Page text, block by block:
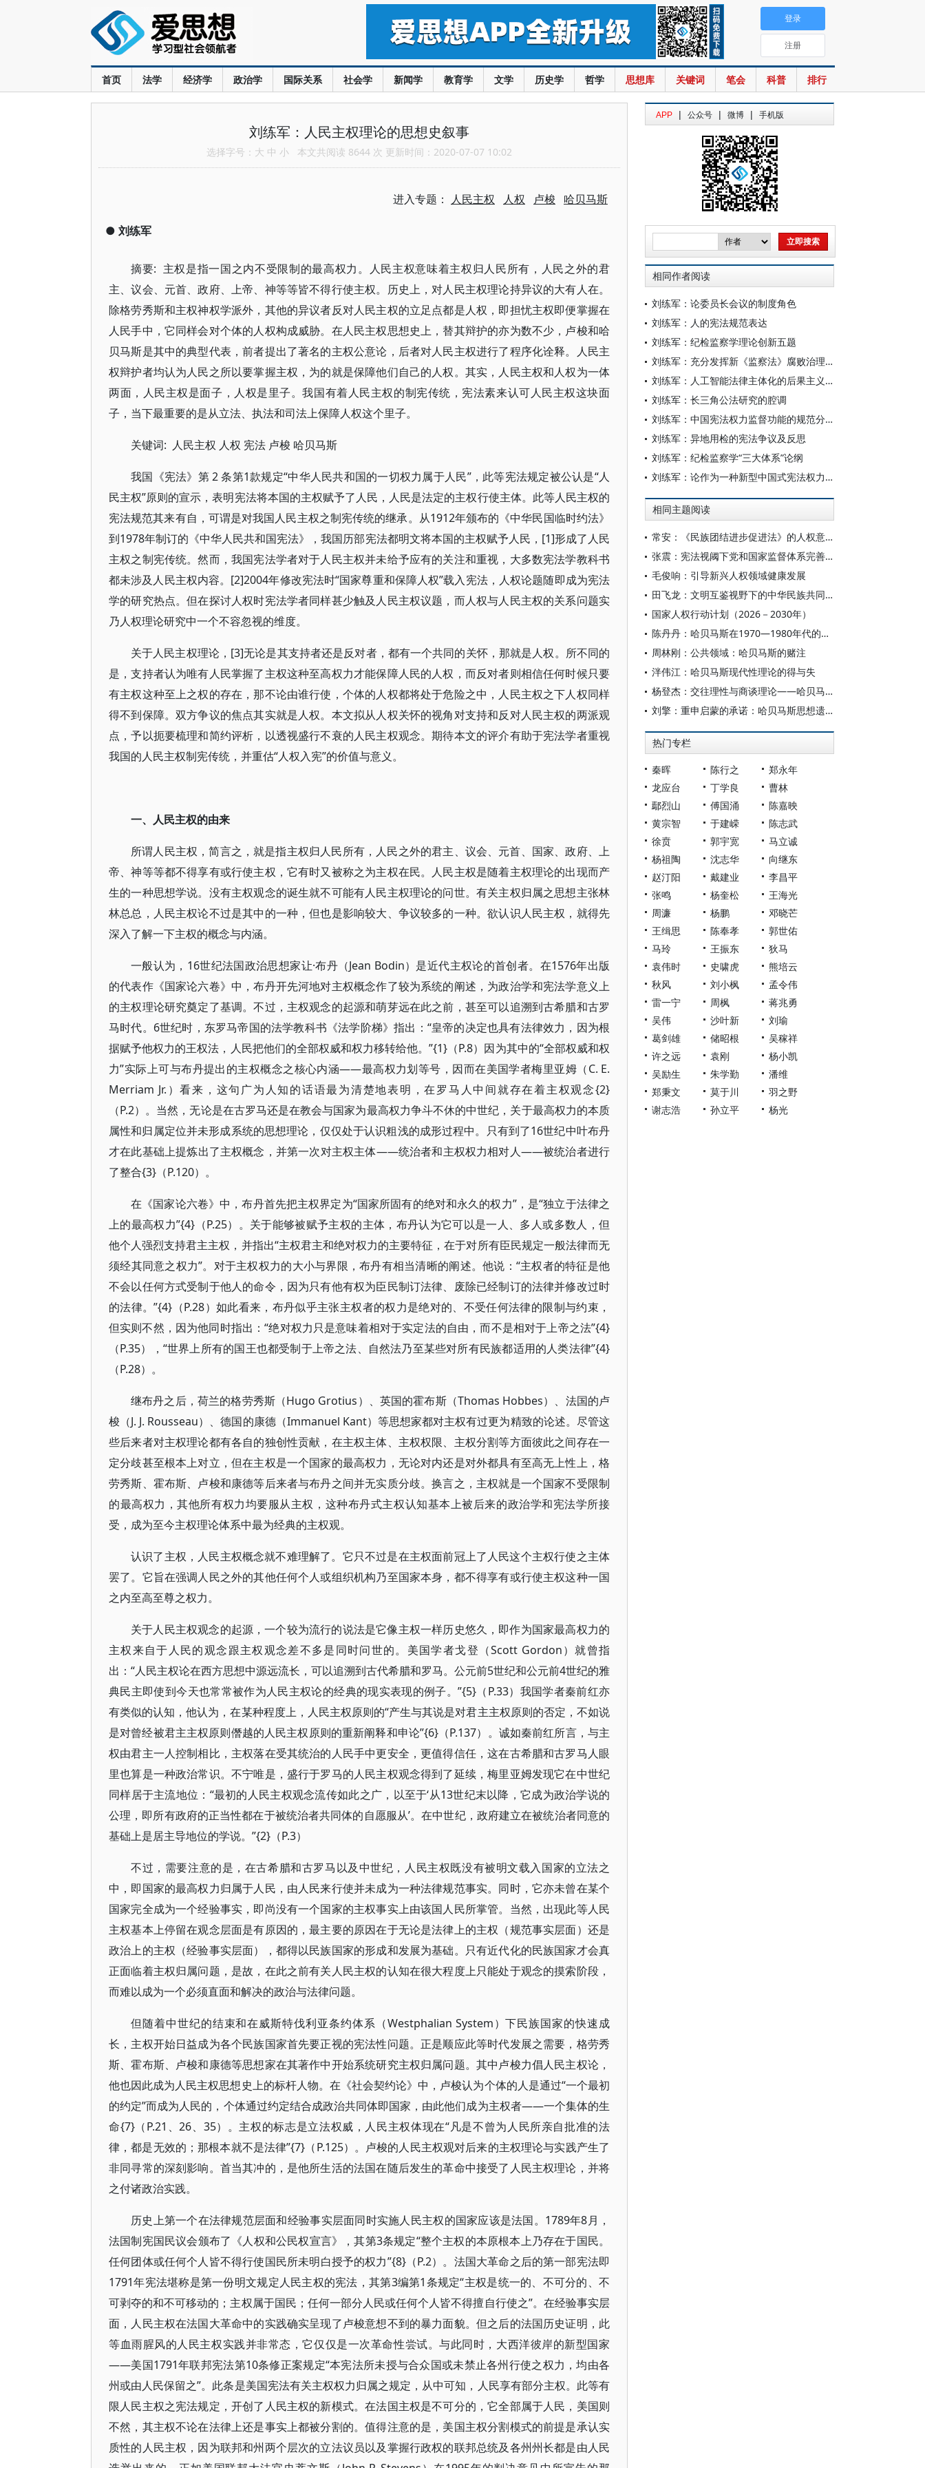
首页 法学 经济学 政治学 国际关系 社会学 新闻学 教育学 文学 历史学 哲学 思想库 关键词 笔会 科普 排行
登录
注册
刘练军：人民主权理论的思想史叙事
选择字号： 大 中 小 本文共阅读 8644 次 更新时间：2020-07-07 10:02
进入专题： 人民主权 人权 卢梭 哈贝马斯
● 刘练军
摘要: 主权是指一国之内不受限制的最高权力。人民主权意味着主权归人民所有，人民之外的君
主、议会、元首、政府、上帝、神等等皆不得行使主权。历史上，对人民主权理论持异议的大有人在。
除格劳秀斯和主权神权学派外，其他的异议者反对人民主权的立足点都是人权，即担忧主权即便掌握在
人民手中，它同样会对个体的人权构成威胁。在人民主权思想史上，替其辩护的亦为数不少，卢梭和哈
贝马斯是其中的典型代表，前者提出了著名的主权公意论，后者对人民主权进行了程序化诠释。人民主
权辩护者均认为人民之所以要掌握主权，为的就是保障他们自己的人权。其实，人民主权和人权为一体
两面，人民主权是面子，人权是里子。我国有着人民主权的制宪传统，宪法素来认可人民主权这块面
子，当下最重要的是从立法、执法和司法上保障人权这个里子。
关键词: 人民主权 人权 宪法 卢梭 哈贝马斯
我国《宪法》第 2 条第1款规定“中华人民共和国的一切权力属于人民”，此等宪法规定被公认是“人
民主权”原则的宣示，表明宪法将本国的主权赋予了人民，人民是法定的主权行使主体。此等人民主权的
宪法规范其来有自，可谓是对我国人民主权之制宪传统的继承。从1912年颁布的《中华民国临时约法》
到1978年制订的《中华人民共和国宪法》，我国历部宪法都明文将本国的主权赋予人民，[1]形成了人民
主权之制宪传统。然而，我国宪法学者对于人民主权并未给予应有的关注和重视，大多数宪法学教科书
都未涉及人民主权内容。[2]2004年修改宪法时“国家尊重和保障人权”载入宪法，人权论题随即成为宪法
学的研究热点。但在探讨人权时宪法学者同样甚少触及人民主权议题，而人权与人民主权的关系问题实
乃人权理论研究中一个不容忽视的维度。
关于人民主权理论，[3]无论是其支持者还是反对者，都有一个共同的关怀，那就是人权。所不同的
是，支持者认为唯有人民掌握了主权这种至高权力才能保障人民的人权，而反对者则相信任何时候只要
有主权这种至上之权的存在，那不论由谁行使，个体的人权都将处于危险之中，人民主权之下人权同样
得不到保障。双方争议的焦点其实就是人权。本文拟从人权关怀的视角对支持和反对人民主权的两派观
点，予以扼要梳理和简约评析，以透视盛行不衰的人民主权观念。期待本文的评介有助于宪法学者重视
我国的人民主权制宪传统，并重估“人权入宪”的价值与意义。
一、人民主权的由来
所谓人民主权，简言之，就是指主权归人民所有，人民之外的君主、议会、元首、国家、政府、上
帝、神等等都不得享有或行使主权，它有时又被称之为主权在民。人民主权是随着主权理论的出现而产
生的一种思想学说。没有主权观念的诞生就不可能有人民主权理论的问世。有关主权归属之思想主张林
林总总，人民主权论不过是其中的一种，但也是影响较大、争议较多的一种。欲认识人民主权，就得先
深入了解一下主权的概念与内涵。
一般认为，16世纪法国政治思想家让·布丹（Jean Bodin）是近代主权论的首创者。在1576年出版
的代表作《国家论六卷》中，布丹开先河地对主权概念作了较为系统的阐述，为政治学和宪法学意义上
的主权理论研究奠定了基调。不过，主权观念的起源和萌芽远在此之前，甚至可以追溯到古希腊和古罗
马时代。6世纪时，东罗马帝国的法学教科书《法学阶梯》指出：“皇帝的决定也具有法律效力，因为根
据赋予他权力的王权法，人民把他们的全部权威和权力移转给他。”{1}（P.8）因为其中的“全部权威和权
力”实际上可与布丹提出的主权概念之核心内涵——最高权力划等号，因而在美国学者梅里亚姆（C. E.
Merriam Jr.）看来，这句广为人知的话语最为清楚地表明，在罗马人中间就存在着主权观念{2}
（P.2）。当然，无论是在古罗马还是在教会与国家为最高权力争斗不休的中世纪，关于最高权力的本质
属性和归属定位并未形成系统的思想理论，仅仅处于认识粗浅的成形过程中。只有到了16世纪中叶布丹
才在此基础上提炼出了主权概念，并第一次对主权主体——统治者和主权权力相对人——被统治者进行
了整合{3}（P.120）。
在《国家论六卷》中，布丹首先把主权界定为“国家所固有的绝对和永久的权力”，是“独立于法律之
上的最高权力”{4}（P.25）。关于能够被赋予主权的主体，布丹认为它可以是一人、多人或多数人，但
他个人强烈支持君主主权，并指出“主权君主和绝对权力的主要特征，在于对所有臣民规定一般法律而无
须经其同意之权力”。对于主权权力的大小与界限，布丹有相当清晰的阐述。他说：“主权者的特征是他
不会以任何方式受制于他人的命令，因为只有他有权为臣民制订法律、废除已经制订的法律并修改过时
的法律。”{4}（P.28）如此看来，布丹似乎主张主权者的权力是绝对的、不受任何法律的限制与约束，
但实则不然，因为他同时指出：“绝对权力只是意味着相对于实定法的自由，而不是相对于上帝之法”{4}
（P.35），“世界上所有的国王也都受制于上帝之法、自然法乃至某些对所有民族都适用的人类法律”{4}
（P.28）。
继布丹之后，荷兰的格劳秀斯（Hugo Grotius）、英国的霍布斯（Thomas Hobbes）、法国的卢
梭（J. J. Rousseau）、德国的康德（Immanuel Kant）等思想家都对主权有过更为精致的论述。尽管这
些后来者对主权理论都有各自的独创性贡献，在主权主体、主权权限、主权分割等方面彼此之间存在一
定分歧甚至根本上对立，但在主权是一个国家的最高权力，无论对内还是对外都具有至高无上性上，格
劳秀斯、霍布斯、卢梭和康德等后来者与布丹之间并无实质分歧。换言之，主权就是一个国家不受限制
的最高权力，其他所有权力均要服从主权，这种布丹式主权认知基本上被后来的政治学和宪法学所接
受，成为至今主权理论体系中最为经典的主权观。
认识了主权，人民主权概念就不难理解了。它只不过是在主权面前冠上了人民这个主权行使之主体
罢了。它旨在强调人民之外的其他任何个人或组织机构乃至国家本身，都不得享有或行使主权这种一国
之内至高至尊之权力。
关于人民主权观念的起源，一个较为流行的说法是它像主权一样历史悠久，即作为国家最高权力的
主权来自于人民的观念跟主权观念差不多是同时问世的。美国学者戈登（Scott Gordon）就曾指
出：“人民主权论在西方思想中源远流长，可以追溯到古代希腊和罗马。公元前5世纪和公元前4世纪的雅
典民主即使到今天也常常被作为人民主权论的经典的现实表现的例子。”{5}（P.33）我国学者秦前红亦
有类似的认知，他认为，在某种程度上，人民主权原则的“产生与其说是对君主主权原则的否定，不如说
是对曾经被君主主权原则僭越的人民主权原则的重新阐释和申论”{6}（P.137）。诚如秦前红所言，与主
权由君主一人控制相比，主权落在受其统治的人民手中更安全，更值得信任，这在古希腊和古罗马人眼
里也算是一种政治常识。不宁唯是，盛行于罗马的人民主权观念得到了延续，梅里亚姆发现它在中世纪
同样居于主流地位：“最初的人民主权观念流传如此之广，以至于‘从13世纪末以降，它成为政治学说的
公理，即所有政府的正当性都在于被统治者共同体的自愿服从’。在中世纪，政府建立在被统治者同意的
基础上是居主导地位的学说。”{2}（P.3）
不过，需要注意的是，在古希腊和古罗马以及中世纪，人民主权既没有被明文载入国家的立法之
中，即国家的最高权力归属于人民，由人民来行使并未成为一种法律规范事实。同时，它亦未曾在某个
国家完全成为一个经验事实，即尚没有一个国家的主权事实上由该国人民所掌管。当然，出现此等人民
主权基本上停留在观念层面是有原因的，最主要的原因在于无论是法律上的主权（规范事实层面）还是
政治上的主权（经验事实层面），都得以民族国家的形成和发展为基础。只有近代化的民族国家才会真
正面临着主权归属问题，是故，在此之前有关人民主权的认知在很大程度上只能处于观念的摸索阶段，
而难以成为一个必须直面和解决的政治与法律问题。
但随着中世纪的结束和在威斯特伐利亚条约体系（Westphalian System）下民族国家的快速成
长，主权开始日益成为各个民族国家首先要正视的宪法性问题。正是顺应此等时代发展之需要，格劳秀
斯、霍布斯、卢梭和康德等思想家在其著作中开始系统研究主权归属问题。其中卢梭力倡人民主权论，
他也因此成为人民主权思想史上的标杆人物。在《社会契约论》中，卢梭认为个体的人是通过“一个最初
的约定”而成为人民的，个体通过约定结合成政治共同体即国家，由此他们成为主权者——一个集体的生
命{7}（P.21、26、35）。主权的标志是立法权威，人民主权体现在“凡是不曾为人民所亲自批准的法
律，都是无效的；那根本就不是法律”{7}（P.125）。卢梭的人民主权观对后来的主权理论与实践产生了
非同寻常的深刻影响。首当其冲的，是他所生活的法国在随后发生的革命中接受了人民主权理论，并将
之付诸政治实践。
历史上第一个在法律规范层面和经验事实层面同时实施人民主权的国家应该是法国。1789年8月，
法国制宪国民议会颁布了《人权和公民权宣言》，其第3条规定“整个主权的本原根本上乃存在于国民。
任何团体或任何个人皆不得行使国民所未明白授予的权力”{8}（P.2）。法国大革命之后的第一部宪法即
1791年宪法堪称是第一份明文规定人民主权的宪法，其第3编第1条规定“主权是统一的、不可分的、不
可剥夺的和不可移动的；主权属于国民；任何一部分人民或任何个人皆不得擅自行使之”。在经验事实层
面，人民主权在法国大革命中的实践确实呈现了卢梭意想不到的暴力面貌。但之后的法国历史证明，此
等血雨腥风的人民主权实践并非常态，它仅仅是一次革命性尝试。与此同时，大西洋彼岸的新型国家
——美国1791年联邦宪法第10条修正案规定“本宪法所未授与合众国或未禁止各州行使之权力，均由各
州或由人民保留之”。此条是美国宪法有关主权权力归属之规定，从中可知，人民享有部分主权。此等有
限人民主权之宪法规定，开创了人民主权的新模式。在法国主权是不可分的，它全部属于人民，美国则
不然，其主权不论在法律上还是事实上都被分割的。值得注意的是，美国主权分割模式的前提是承认实
质性的人民主权，因为联邦和州两个层次的立法议员以及掌握行政权的联邦总统及各州州长都是由人民
APP | 公众号 | 微博 | 手机版
相同作者阅读
刘练军：论委员长会议的制度角色
刘练军：人的宪法规范表达
刘练军：纪检监察学理论创新五题
刘练军：充分发挥新《监察法》腐败治理效能
刘练军：人工智能法律主体化的后果主义考量
刘练军：长三角公法研究的腔调
刘练军：中国宪法权力监督功能的规范分析
刘练军：异地用检的宪法争议及反思
刘练军：纪检监察学“三大体系”论纲
刘练军：论作为一种新型中国式宪法权力的监察权
相同主题阅读
常安：《民族团结进步促进法》的人权意义
张震：宪法视阈下党和国家监督体系完善论
毛俊响：引导新兴人权领域健康发展
田飞龙：文明互鉴视野下的中华民族共同体人权观及其世界意义
国家人权行动计划（2026－2030年）
陈丹丹：哈贝马斯在1970—1980年代的中国：“理论旅行”的 “起点时刻”
周林刚：公共领域：哈贝马斯的赌注
泮伟江：哈贝马斯现代性理论的得与失
杨登杰：交往理性与商谈理论——哈贝马斯的思想遗产及其当代意义
刘擎：重申启蒙的承诺：哈贝马斯思想遗产及其当代处境
热门专栏
秦晖 陈行之
郑永年
龙应台
丁学良
曹林
鄢烈山
傅国涌
陈嘉映
黄宗智
于建嵘
陈志武
徐贲
郭宇宽
马立诚
杨祖陶
沈志华
向继东
赵汀阳
戴建业
李昌平
张鸣
杨奎松
王海光
周濂
杨鹏
邓晓芒
王缉思
陈奉孝
郭世佑
马玲
王振东
狄马
袁伟时
史啸虎
熊培云
秋风
刘小枫
孟令伟
雷一宁
周枫
蒋兆勇
吴伟
沙叶新
刘瑜
葛剑雄
储昭根
吴稼祥
许之远
袁刚
杨小凯
吴励生
朱学勤
潘维
郑秉文
莫于川
羽之野
谢志浩
孙立平 杨光